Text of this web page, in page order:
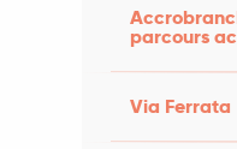
parcours
Via Ferrata